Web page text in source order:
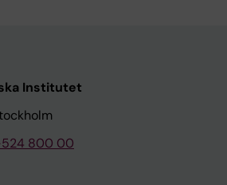
Institutet
800 00